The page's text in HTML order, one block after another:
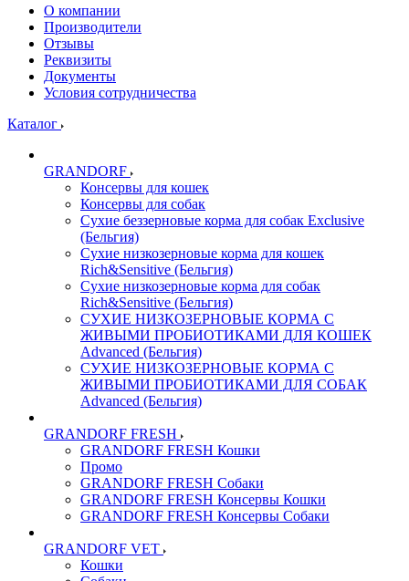
О компании
Производители
Отзывы
Реквизиты
Документы
Условия сотрудничества
Каталог
GRANDORF
Консервы для кошек
Консервы для собак
Сухие беззерновые корма для собак Exclusive
(Бельгия)
Сухие низкозерновые корма для кошек
Rich&Sensitive (Бельгия)
Сухие низкозерновые корма для собак
Rich&Sensitive (Бельгия)
СУХИЕ НИЗКОЗЕРНОВЫЕ КОРМА С
ЖИВЫМИ ПРОБИОТИКАМИ ДЛЯ КОШЕК
Advanced (Бельгия)
СУХИЕ НИЗКОЗЕРНОВЫЕ КОРМА С
ЖИВЫМИ ПРОБИОТИКАМИ ДЛЯ СОБАК
Advanced (Бельгия)
GRANDORF FRESH
GRANDORF FRESH Кошки
Промо
GRANDORF FRESH Собаки
GRANDORF FRESH Консервы Кошки
GRANDORF FRESH Консервы Собаки
GRANDORF VET
Кошки